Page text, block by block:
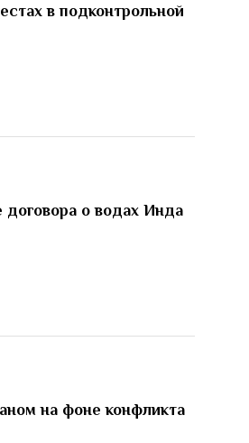
в подконтрольной
о водах Инда
на фоне конфликта